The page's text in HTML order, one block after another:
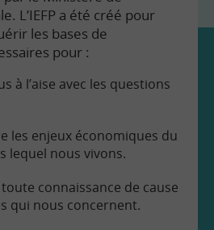
L’IEFP a été créé pour
les bases de
pour :
à l’aise avec les questions
les enjeux économiques du
lequel nous vivons.
connaissance de cause
qui nous concernent.